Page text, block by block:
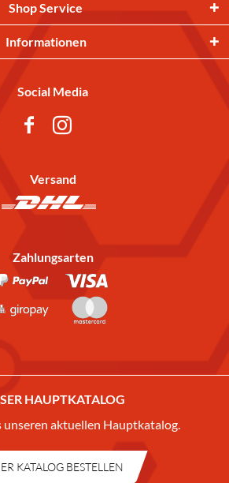
Shop Service
Informationen
Social Media
Versand
Zahlungsarten
HAUPTKATALOG
unseren aktuellen Hauptkatalog.
KATALOG BESTELLEN